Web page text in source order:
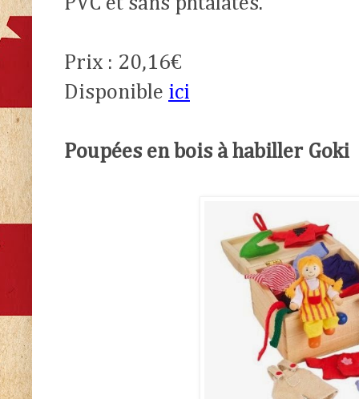
Prix : 20,16€
Disponible ici
Poupées en bois à habiller Goki